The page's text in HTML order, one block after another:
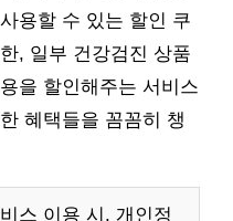
용할 수 있는 할인 쿠
, 일부 건강검진 상품
을 할인해주는 서비스
혜택들을 꼼꼼히 챙
스 이용 시, 개인정